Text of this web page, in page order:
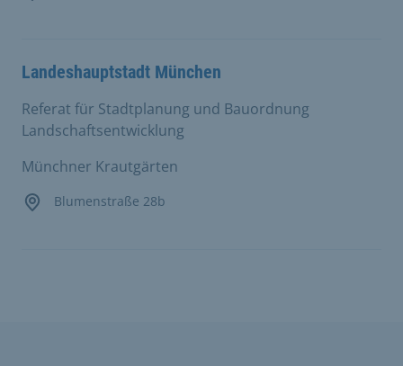
Referat für Stadtplanung und Bauordnung
Landschaftsentwicklung
Landeshauptstadt München
Münchner Krautgärten
Blumenstraße 28b